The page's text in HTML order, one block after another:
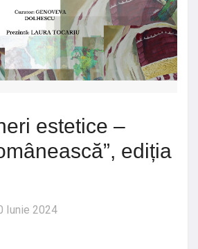
estetice –
ediția
Iunie 2024